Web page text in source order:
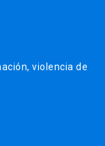
violencia de